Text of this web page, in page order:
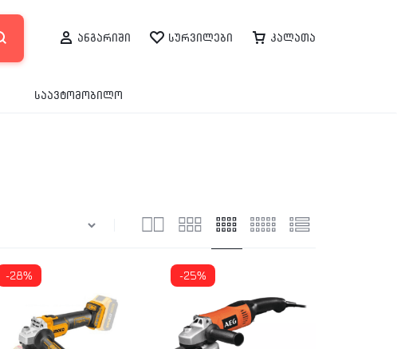
ანგარიში სურვილები კალათა
საავტომობილო
-28% -25%